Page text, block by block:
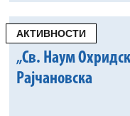
АКТИВНОСТИ
„Св. Наум
Рајчановска